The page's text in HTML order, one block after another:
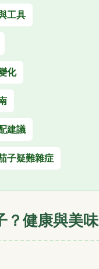
工具
化
建議
子疑難雜症
？健康與美